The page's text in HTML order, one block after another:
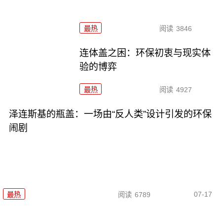
最热 阅读 3846
连体盖之困：环保初衷与现实体
验的博弈
最热 阅读 4927
泽连斯基的瓶盖：一场由“反人类”设计引发的环保
闹剧
最热 阅读 6789 07-17